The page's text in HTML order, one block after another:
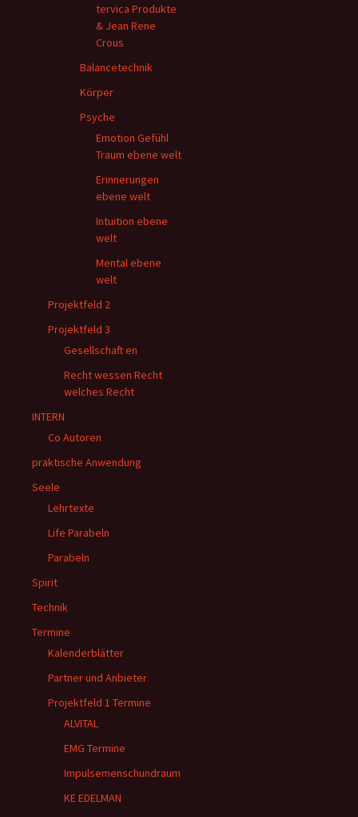
tervica Produkte
& Jean Rene
Crous
Balancetechnik
Körper
Psyche
Emotion Gefühl
Traum ebene welt
Erinnerungen
ebene welt
Intuition ebene
welt
Mental ebene
welt
Projektfeld 2
Projektfeld 3
Gesellschaft en
Recht wessen Recht
welches Recht
INTERN
Co Autoren
praktische Anwendung
Seele
Lehrtexte
Life Parabeln
Parabeln
Spirit
Technik
Termine
Kalenderblätter
Partner und Anbieter
Projektfeld 1 Termine
ALVITAL
EMG Termine
Impulsemenschundraum
KE EDELMAN